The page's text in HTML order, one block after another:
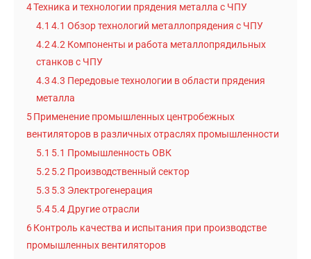
4Техника и технологии прядения металла с ЧПУ
4.1 4.1 Обзор технологий металлопрядения с ЧПУ
4.24.2 Компоненты и работа металлопрядильных
станков с ЧПУ
4.34.3 Передовые технологии в области прядения
металла
5Применение промышленных центробежных
вентиляторов в различных отраслях промышленности
5.1 5.1 Промышленность ОВК
5.25.2 Производственный сектор
5.3 5.3 Электрогенерация
5.45.4 Другие отрасли
6Контроль качества и испытания при производстве
промышленных вентиляторов